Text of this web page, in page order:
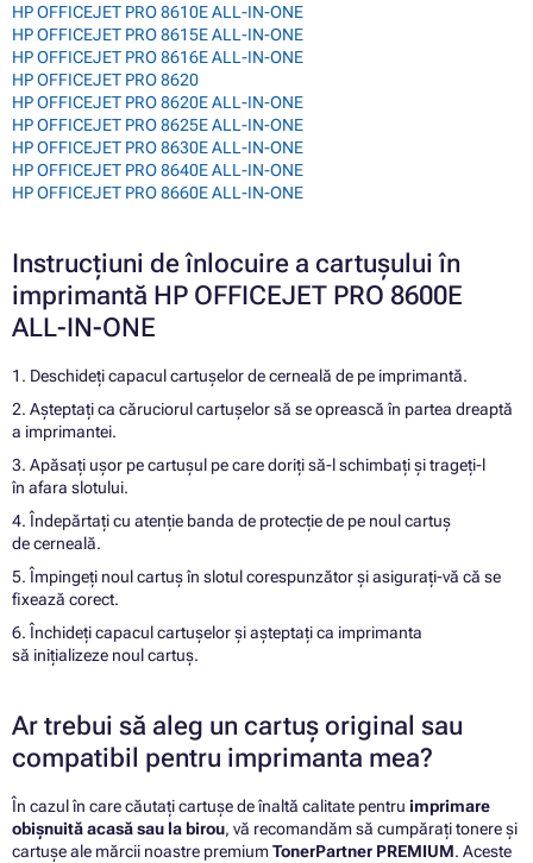
HP OFFICEJET PRO 8610E ALL-IN-ONE
HP OFFICEJET PRO 8615E ALL-IN-ONE
HP OFFICEJET PRO 8616E ALL-IN-ONE
HP OFFICEJET PRO 8620
HP OFFICEJET PRO 8620E ALL-IN-ONE
HP OFFICEJET PRO 8625E ALL-IN-ONE
HP OFFICEJET PRO 8630E ALL-IN-ONE
HP OFFICEJET PRO 8640E ALL-IN-ONE
HP OFFICEJET PRO 8660E ALL-IN-ONE
Instrucțiuni de înlocuire a cartușului în
imprimantă HP OFFICEJET PRO 8600E
ALL-IN-ONE
1. Deschideți capacul cartușelor de cerneală de pe imprimantă.
2. Așteptați ca căruciorul cartușelor să se oprească în partea dreaptă
a imprimantei.
3. Apăsați ușor pe cartușul pe care doriți să-l schimbați și trageți-l
în afara slotului.
4. Îndepărtați cu atenție banda de protecție de pe noul cartuș
de cerneală.
5. Împingeți noul cartuș în slotul corespunzător și asigurați-vă că se
fixează corect.
6. Închideți capacul cartușelor și așteptați ca imprimanta
să inițializeze noul cartuș.
Ar trebui să aleg un cartuș original sau
compatibil pentru imprimanta mea?
În cazul în care căutați cartușe de înaltă calitate pentru imprimare
obișnuită acasă sau la birou, vă recomandăm să cumpărați tonere și
cartușe ale mărcii noastre premiumTonerPartner PREMIUM. Aceste